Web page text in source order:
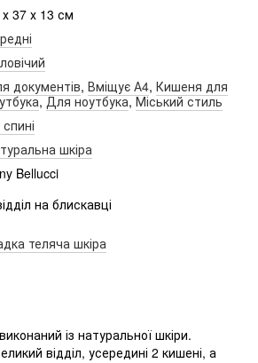
37 х 13 см
документів, Вміщує А4, Кишеня для
,Для ноутбука,Міський стиль
шкіра
Bellucci
на блискавці
теляча шкіра
із натуральної шкіри.
відділ, усередині 2 кишені, а